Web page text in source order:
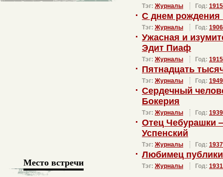
Тэг: Журналы Год: 1915
С днем
Тэг: Журналы Год: 1906
Ужасная и
Эдит Пиаф
Тэг: Журналы Год: 1915
Пятнадцать
Тэг: Журналы Год: 1949
Сердечный
Бокерия
Тэг: Журналы Год: 1939
Отец Чебурашки
Успенский
Тэг: Журналы Год: 1937
Любимец
Тэг: Журналы Год: 1931
Место встречи